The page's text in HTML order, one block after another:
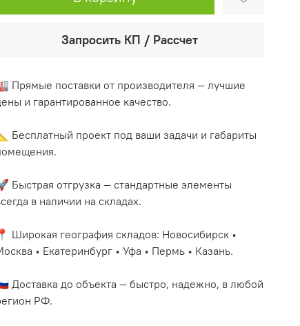
Запросить КП / Рассчет
Прямые поставки от производителя — лучшие
и гарантированное качество.
Бесплатный проект под ваши задачи и габариты
Быстрая отгрузка — стандартные элементы
в наличии на складах.
📍 Широкая география складов: Новосибирск •
• Екатеринбург • Уфа • Пермь • Казань.
Доставка до объекта — быстро, надежно, в любой
РФ.